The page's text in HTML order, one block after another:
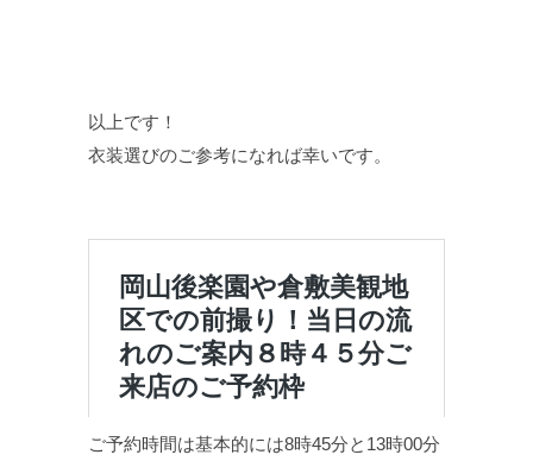
以上です！
衣装選びのご参考になれば幸いです。
ご予約時間は基本的には8時45分と13時00分